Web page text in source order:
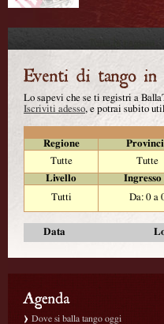
Lo sapevi che se ti registri a
Iscriviti adesso, e potrai subito
Regione
Tutte
Tutte
Livello
Tutti
Da: 0 a
Data
Dove si balla tango oggi